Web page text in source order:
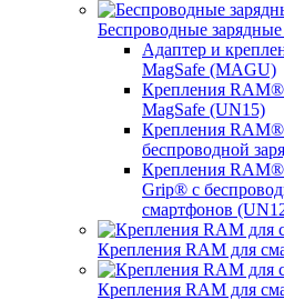
Беспроводные
Адаптер и
MagSafe (MAGU)
Крепления
MagSafe (UN15)
Крепления
беспроводной
Крепления
Grip® с
смартфонов
Крепления RAM для
Крепления RAM для